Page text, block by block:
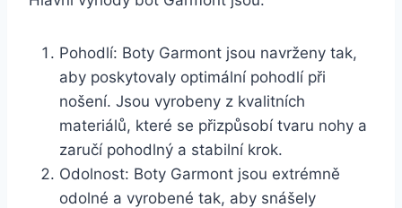
Pohodlí:⁤ Boty Garmont jsou navrženy tak,
⁣aby poskytovaly⁣ optimální pohodlí⁢ při⁤
nošení. Jsou vyrobeny z ​kvalitních
materiálů, které ⁤se přizpůsobí tvaru nohy a
zaručí pohodlný a stabilní krok.
Odolnost: Boty Garmont‍ jsou extrémně
odolné‍ a vyrobené ⁣tak, aby snášely